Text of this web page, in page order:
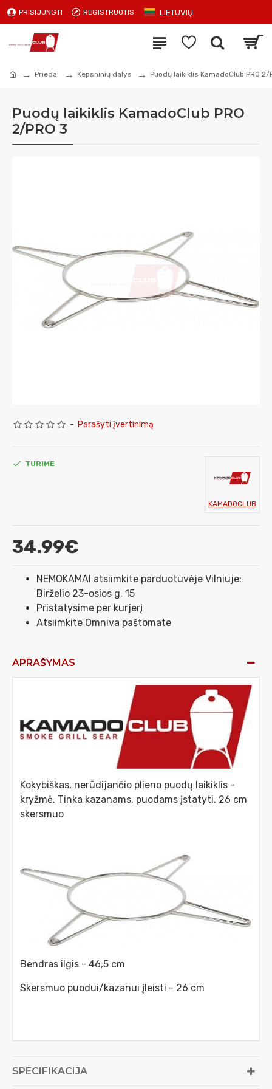
PRISIJUNGTI REGISTRUOTIS LIETUVIŲ
Priedai Kepsninių dalys Puodų laikiklis KamadoClub PRO 2/
Puodų laikiklis KamadoClub PRO
2/PRO 3
- Parašyti įvertinimą
34.99€
TURIME
KAMADOCLUB
NEMOKAMAI atsiimkite parduotuvėje Vilniuje:
Birželio 23-osios g. 15
Pristatysime per kurjerį
Atsiimkite Omniva paštomate
APRAŠYMAS
Kokybiškas, nerūdijančio plieno puodų laikiklis -
kryžmė. Tinka kazanams, puodams įstatyti. 26 cm
skersmuo
Bendras ilgis - 46,5 cm
Skersmuo puodui/kazanui įleisti - 26 cm
SPECIFIKACIJA